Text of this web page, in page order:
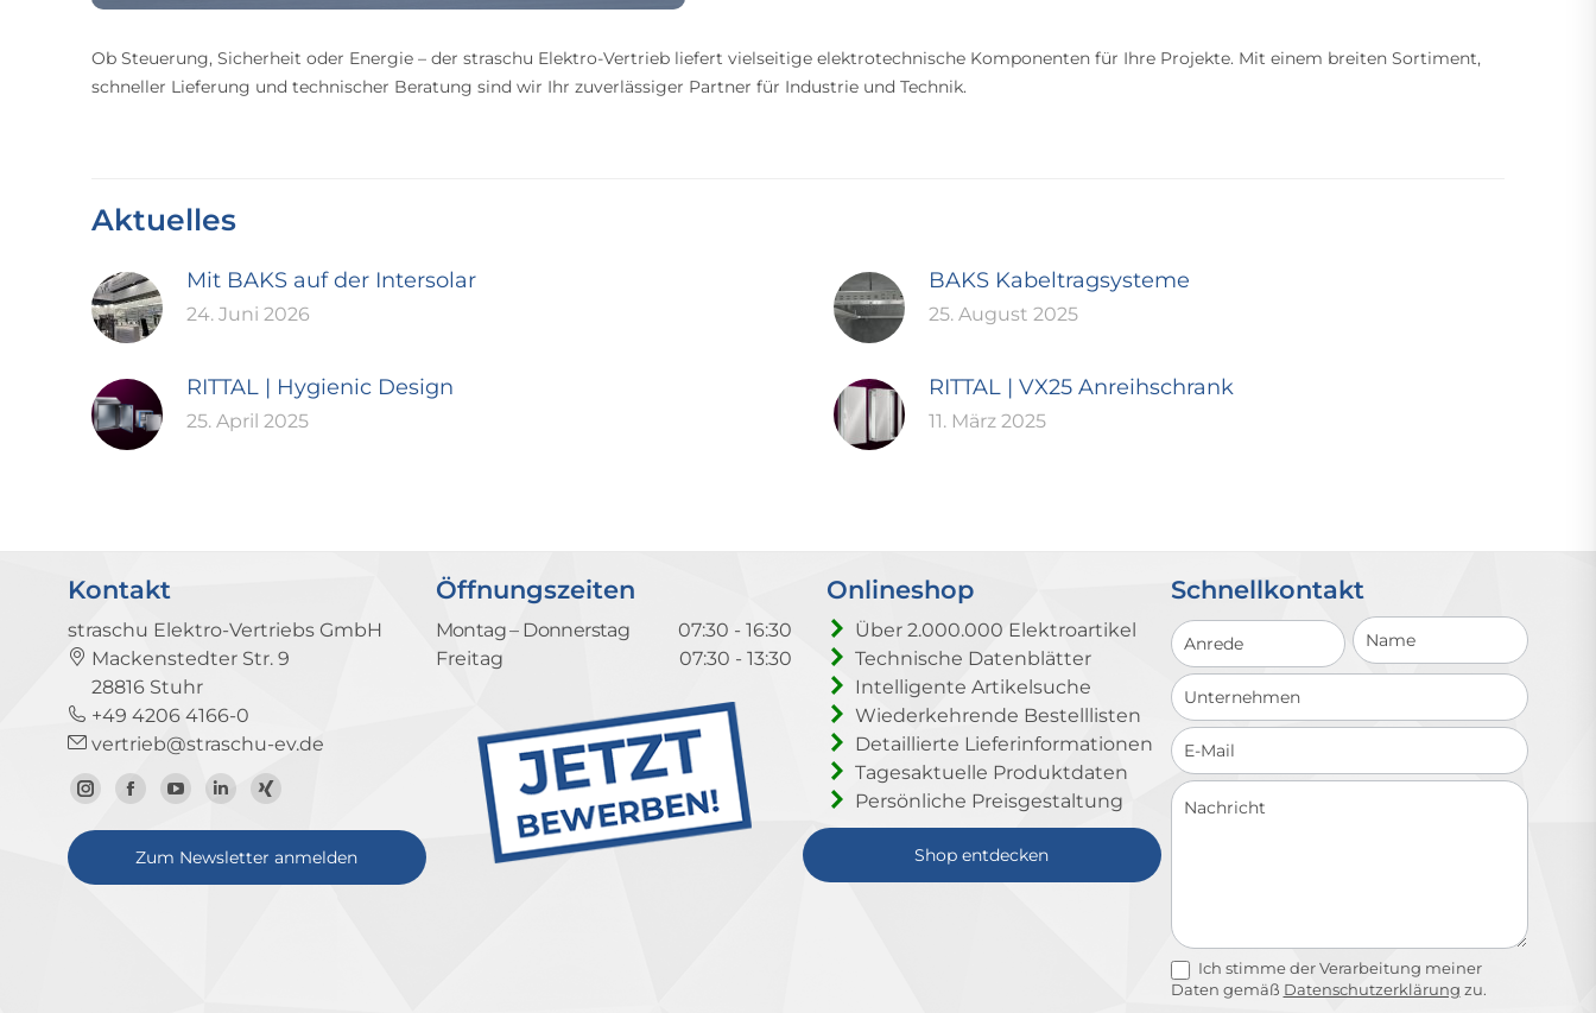
Ob Steuerung, Sicherheit oder Energie – der straschu Elektro-Vertrieb liefert vielseitige elektrotechnische Komponenten für Ihre Projekte. Mit einem breiten Sortiment,
schneller Lieferung und technischer Beratung sind wir Ihr zuverlässiger Partner für Industrie und Technik.
Aktuelles
Mit BAKS auf der Intersolar
24. Juni 2026
BAKS Kabeltragsysteme
25. August 2025
RITTAL | Hygienic Design
25. April 2025
RITTAL | VX25 Anreihschrank
11. März 2025
Kontakt
straschu Elektro-Vertriebs GmbH
Mackenstedter Str. 9
28816 Stuhr
+49 4206 4166-0
vertrieb@straschu-ev.de
Zum
Instagram-
Zur
Facebook-
Seite
Zum
YouTube-
Kanal
Zum
LinkedIn-
Profil
Zum
Xing-
Profil
Zum Newsletter anmelden
Öffnungszeiten
Montag – Donnerstag
07:30 - 16:30
Freitag
07:30 - 13:30
Onlineshop
Über 2.000.000 Elektroartikel
Technische Datenblätter
Intelligente Artikelsuche
Wiederkehrende Bestelllisten
Detaillierte Lieferinformationen
Tagesaktuelle Produktdaten
Persönliche Preisgestaltung
Shop entdecken
Schnellkontakt
Schnellkontakt
Ich stimme der Verarbeitung meiner
Daten gemäß Datenschutzerklärung zu.